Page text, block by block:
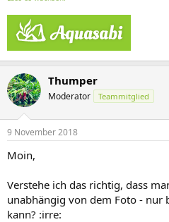
Thumper
Moderator Teammitglied
9 November 2018
Moin,
Verstehe ich das richtig, dass
unabhängig von dem Foto - nur
kann? :irre: